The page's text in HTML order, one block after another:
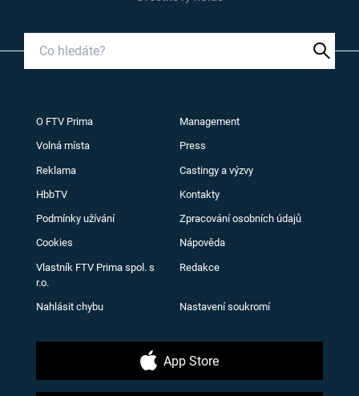
O FTV Prima Management
Volná místa Press
Reklama Castingy a výzvy
HbbTV Kontakty
Podmínky užívání Zpracování osobních údajů
Cookies Nápověda
Vlastník FTV Prima spol. s
r.o.
Redakce
Nahlásit chybu Nastavení soukromí
App Store